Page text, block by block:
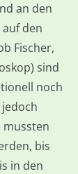
an den
den
Fischer,
sind
noch
mussten
bis
in den